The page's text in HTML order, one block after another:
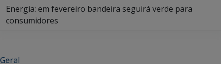
Energia: em fevereiro bandeira seguirá verde para
consumidores
Geral